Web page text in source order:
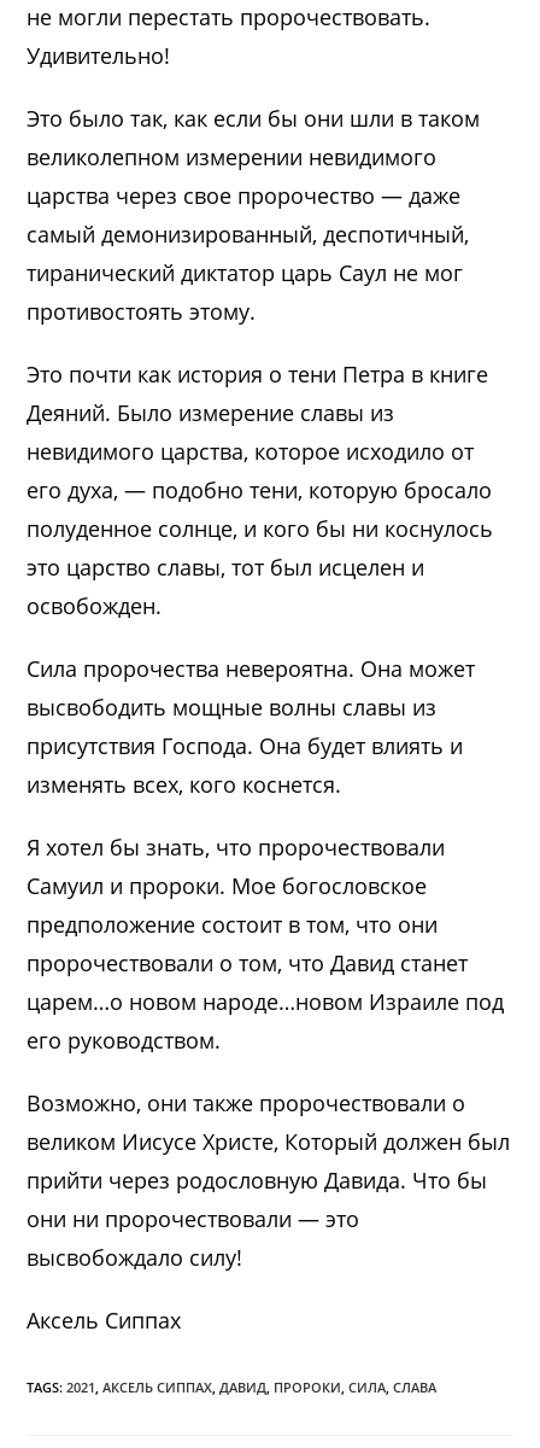
не могли перестать пророчествовать.
Удивительно!
Это было так, как если бы они шли в таком
великолепном измерении невидимого
царства через свое пророчество — даже
самый демонизированный, деспотичный,
тиранический диктатор царь Саул не мог
противостоять этому.
Это почти как история о тени Петра в книге
Деяний. Было измерение славы из
невидимого царства, которое исходило от
его духа, — подобно тени, которую бросало
полуденное солнце, и кого бы ни коснулось
это царство славы, тот был исцелен и
освобожден.
Сила пророчества невероятна. Она может
высвободить мощные волны славы из
присутствия Господа. Она будет влиять и
изменять всех, кого коснется.
Я хотел бы знать, что пророчествовали
Самуил и пророки. Мое богословское
предположение состоит в том, что они
пророчествовали о том, что Давид станет
царем…о новом народе…новом Израиле под
его руководством.
Возможно, они также пророчествовали о
великом Иисусе Христе, Который должен был
прийти через родословную Давида. Что бы
они ни пророчествовали — это
высвобождало силу!
Аксель Сиппах
TAGS:2021 АКСЕЛЬ СИППАХ ДАВИД ПРОРОКИ СИЛА СЛАВА